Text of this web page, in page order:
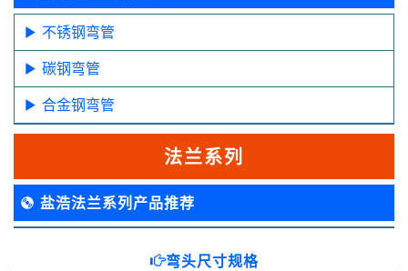
不锈钢弯管
碳钢弯管
合金钢弯管
法兰系列
盐浩法兰系列产品推荐
弯头尺寸规格